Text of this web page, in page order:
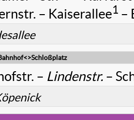
– Kaiserallee1 –
– Lindenstr. –